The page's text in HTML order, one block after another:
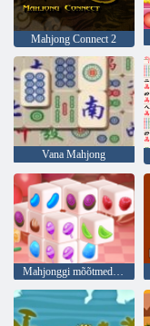
Mahjong Connect 2
Vana Mahjong
Mahjonggi mõõtmed Candy